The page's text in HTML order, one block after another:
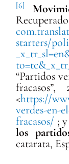
[6]
starters/
“Partidos
<https://
verdes-en-
fracasos/ ;
los
catarata,